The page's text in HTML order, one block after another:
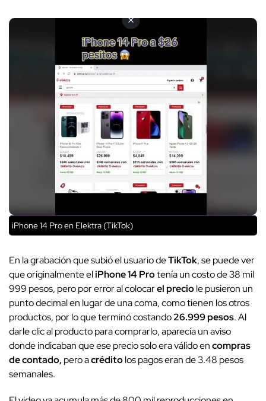
iPhone 14 Pro en Elektra (TikTok)
En la grabación que subió el usuario deTikTok, se puede ver
que originalmente eliPhone 14 Protenía un costo de 38 mil
999 pesos, pero por error al colocarel preciole pusieron un
punto decimal en lugar de una coma, como tienen los otros
productos, por lo que terminó costando26.999 pesos. Al
darle clic al producto para comprarlo, aparecía un aviso
donde indicaban que ese precio solo era válido encompras
de contado, pero acréditolos pagos eran de 3.48 pesos
semanales.